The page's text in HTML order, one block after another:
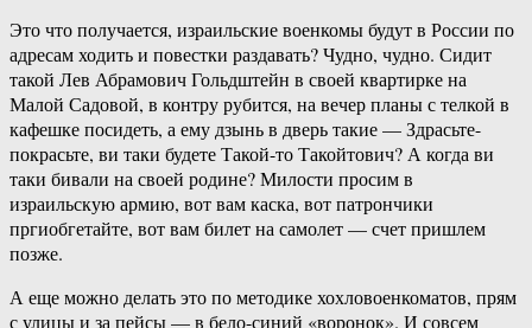
Это что получается, израильские военкомы будут в России по
адресам ходить и повестки раздавать? Чудно, чудно. Сидит
такой Лев Абрамович Гольдштейн в своей квартирке на
Малой Садовой, в контру рубится, на вечер планы с телкой в
кафешке посидеть, а ему дзынь в дверь такие — Здрасьте-
покрасьте, ви таки будете Такой-то Такойтович? А когда ви
таки бивали на своей родине? Милости просим в
израильскую армию, вот вам каска, вот патрончики
пргиобгетайте, вот вам билет на самолет — счет пришлем
позже.
А еще можно делать это по методике хохловоенкоматов, прям
с улицы и за пейсы — в бело-синий «воронок». И совсем